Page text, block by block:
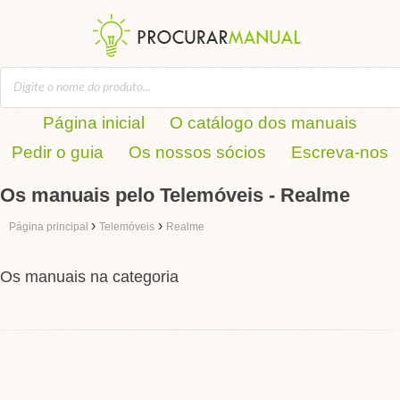
Página inicial
O catálogo dos manuais
Pedir o guia
Os nossos sócios Escreva-nos
Os manuais pelo Telemóveis - Realme
Página principal › Telemóveis › Realme
Os manuais na categoria